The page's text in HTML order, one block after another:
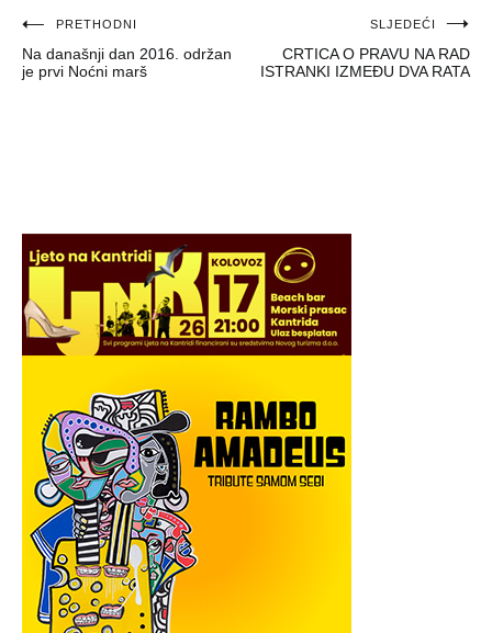
Navigacija
objava
PRETHODNI
Na današnji dan 2016. održan
je prvi Noćni marš
SLJEDEĆI
CRTICA O PRAVU NA RAD
ISTRANKI IZMEĐU DVA RATA